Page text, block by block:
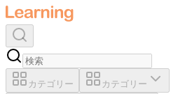
カテゴリー カテゴリー